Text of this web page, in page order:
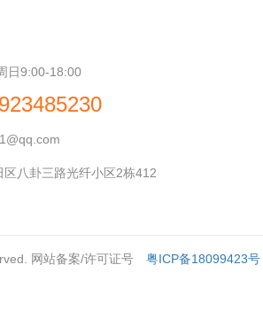
日9:00-18:00
区八卦三路光纤小区2栋412
网站备案/许可证号 粤ICP备18099423号